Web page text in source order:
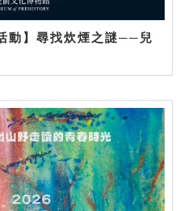
動】尋找炊煙之謎──兒